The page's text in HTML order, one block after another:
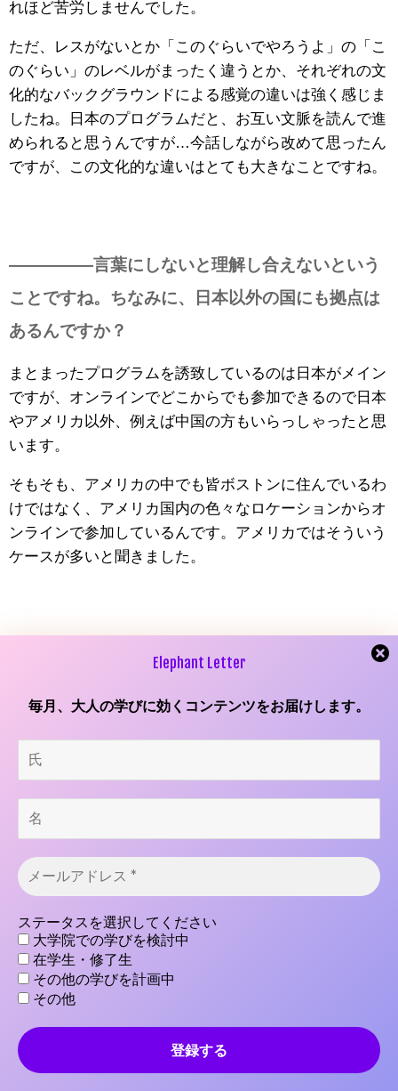
れほど苦労しませんでした。
ただ、レスがないとか「このぐらいでやろうよ」の「こ
のぐらい」のレベルがまったく違うとか、それぞれの文
化的なバックグラウンドによる感覚の違いは強く感じま
したね。日本のプログラムだと、お互い文脈を読んで進
められると思うんですが…今話しながら改めて思ったん
ですが、この文化的な違いはとても大きなことですね。
—————言葉にしないと理解し合えないという
ことですね。ちなみに、日本以外の国にも拠点は
あるんですか？
まとまったプログラムを誘致しているのは日本がメイン
ですが、オンラインでどこからでも参加できるので日本
やアメリカ以外、例えば中国の方もいらっしゃったと思
います。
そもそも、アメリカの中でも皆ボストンに住んでいるわ
けではなく、アメリカ国内の色々なロケーションからオ
ンラインで参加しているんです。アメリカではそういう
ケースが多いと聞きました。
—————日本のMBAとまったく規模が違う…
●
マルチタスクが上達、学びと仕事
の好循環も
—————受験準備についてあらためて伺います
が、TOEIC以外に何か準備したことはあります
英語でディスカッションしたりビジネスについて考えた
Elephant Letter
毎月、大人の学びに効くコンテンツをお届けします。
メ
ー
ル
ア
ド
レ
ス
*
ステータスを選択してください
大学院での学びを検討中
在学生・修了生
その他の学びを計画中
その他